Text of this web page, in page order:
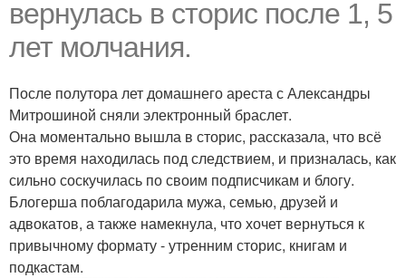
вернулась в сторис после 1, 5
лет молчания.
После полутора лет домашнего ареста с Александры
Митрошиной сняли электронный браслет.
Она моментально вышла в сторис, рассказала, что всё
это время находилась под следствием, и призналась, как
сильно соскучилась по своим подписчикам и блогу.
Блогерша поблагодарила мужа, семью, друзей и
адвокатов, а также намекнула, что хочет вернуться к
привычному формату - утренним сторис, книгам и
подкастам.